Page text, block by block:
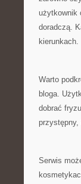
użytkownik
doradczą.
kierunkach.
Warto
bloga.
dobrać
przystępny,
Serwis